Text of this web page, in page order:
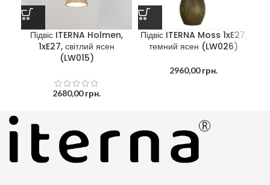
Підвіс ITERNA Holmen,
1xE27, світлий ясен
(LW015)
2680,00грн.
Підвіс ITERNA Moss 1xE27,
темний ясен (LW026)
2960,00грн.